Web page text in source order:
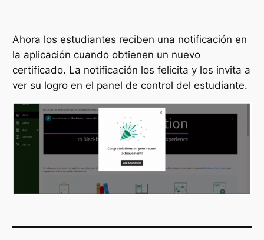
Ahora los estudiantes reciben una notificación en
la aplicación cuando obtienen un nuevo
certificado. La notificación los felicita y los invita a
ver su logro en el panel de control del estudiante.